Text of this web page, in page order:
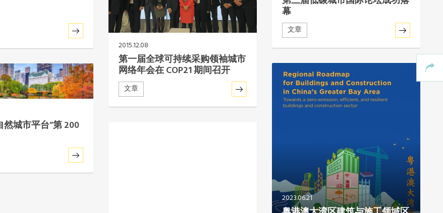
2015.12.08
第一届全球可持续采购领袖城市
网络年会在 COP21 期间召开
文章
幕
文章
2023.06.21
然城市平台”第 200